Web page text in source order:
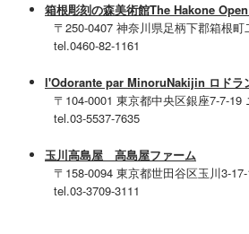
箱根彫刻の森美術館The Hakone
〒250-0407 神奈川県足柄下郡箱根町
tel.0460-82-1161
l'Odorante par MinoruNakijin ロドラ
〒104-0001 東京都中央区銀座7-7-19
tel.03-5537-7635
玉川高島屋 高島屋ファーム
〒158-0094 東京都世田谷区玉川3-17-
tel.03-3709-3111